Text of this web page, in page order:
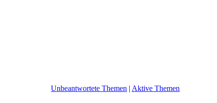
Unbeantwortete Themen | Aktive Themen